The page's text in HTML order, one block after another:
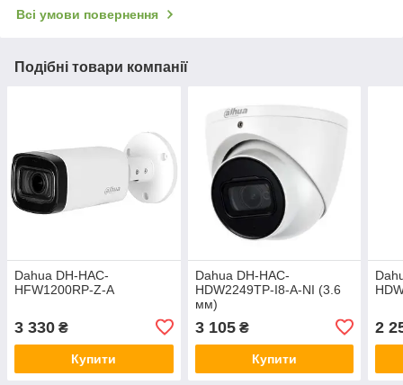
Всі умови повернення
Подібні товари компанії
Dahua DH-HAC-
HFW1200RP-Z-A
3 330 ₴
Купити
Dahua DH-HAC-
HDW2249TP-I8-A-NI (3.6
мм)
3 105₴
Купити
2